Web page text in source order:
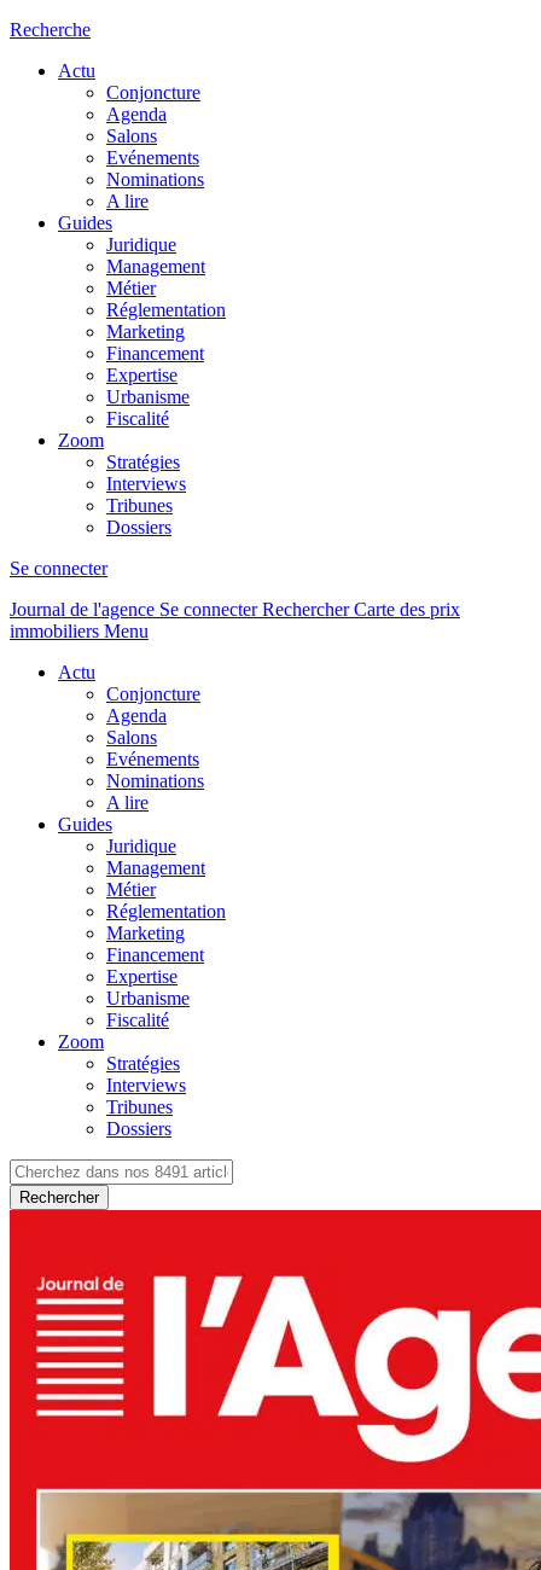
Recherche
Actu
Conjoncture
Agenda
Salons
Evénements
Nominations
A lire
Guides
Juridique
Management
Métier
Réglementation
Marketing
Financement
Expertise
Urbanisme
Fiscalité
Zoom
Stratégies
Interviews
Tribunes
Dossiers
Se connecter
Journal de l'agence Se connecterRechercher Carte des prix
immobiliers Menu
Actu
Conjoncture
Agenda
Salons
Evénements
Nominations
A lire
Guides
Juridique
Management
Métier
Réglementation
Marketing
Financement
Expertise
Urbanisme
Fiscalité
Zoom
Stratégies
Interviews
Tribunes
Dossiers
Rechercher